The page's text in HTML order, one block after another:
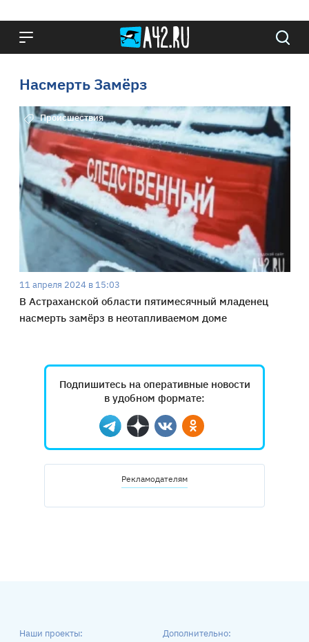
Насмерть Замёрз
Происшествия
11 апреля 2024 в 15:03
В Астраханской области пятимесячный младенец
насмерть замёрз в неотапливаемом доме
Подпишитесь на оперативные новости
в удобном формате:
Telegram
ДзенВконтактеОдноклассники
Рекламодателям
Наши проекты:
Дополнительно: